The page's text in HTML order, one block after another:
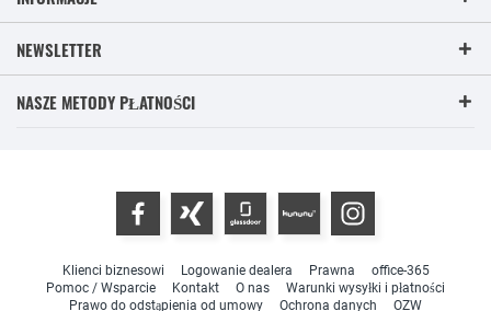
NEWSLETTER
NASZE METODY PŁATNOŚCI
Klienci biznesowi Logowanie dealera Prawna
office-365
Pomoc / Wsparcie
Kontakt O nas
Warunki wysyłki i płatności
Prawo do odstąpienia od umowy
Ochrona danych OZW